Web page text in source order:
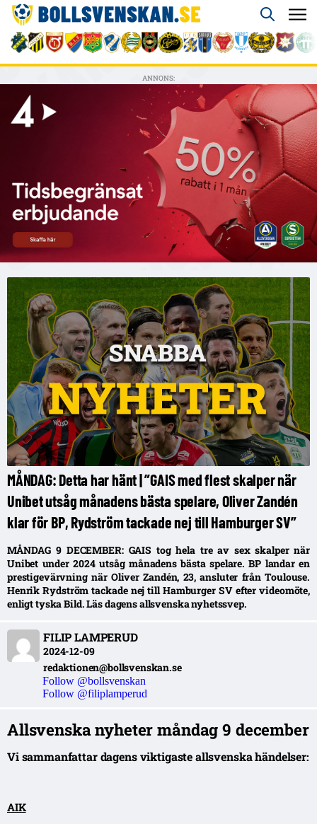
ANNONS:
MÅNDAG: Detta har hänt | ”GAIS med flest skalper när
Unibet utsåg månadens bästa spelare, Oliver Zandén
klar för BP, Rydström tackade nej till Hamburger SV”
MÅNDAG 9 DECEMBER: GAIS tog hela tre av sex skalper när
Unibet under 2024 utsåg månadens bästa spelare. BP landar en
prestigevärvning när Oliver Zandén, 23, ansluter från Toulouse.
Henrik Rydström tackade nej till Hamburger SV efter videomöte,
enligt tyska Bild. Läs dagens allsvenska nyhetssvep.
FILIP LAMPERUD
2024-12-09
redaktionen@bollsvenskan.se
Follow @bollsvenskan
Follow @filiplamperud
Allsvenska nyheter måndag 9 december
Vi sammanfattar dagens viktigaste allsvenska händelser:
AIK